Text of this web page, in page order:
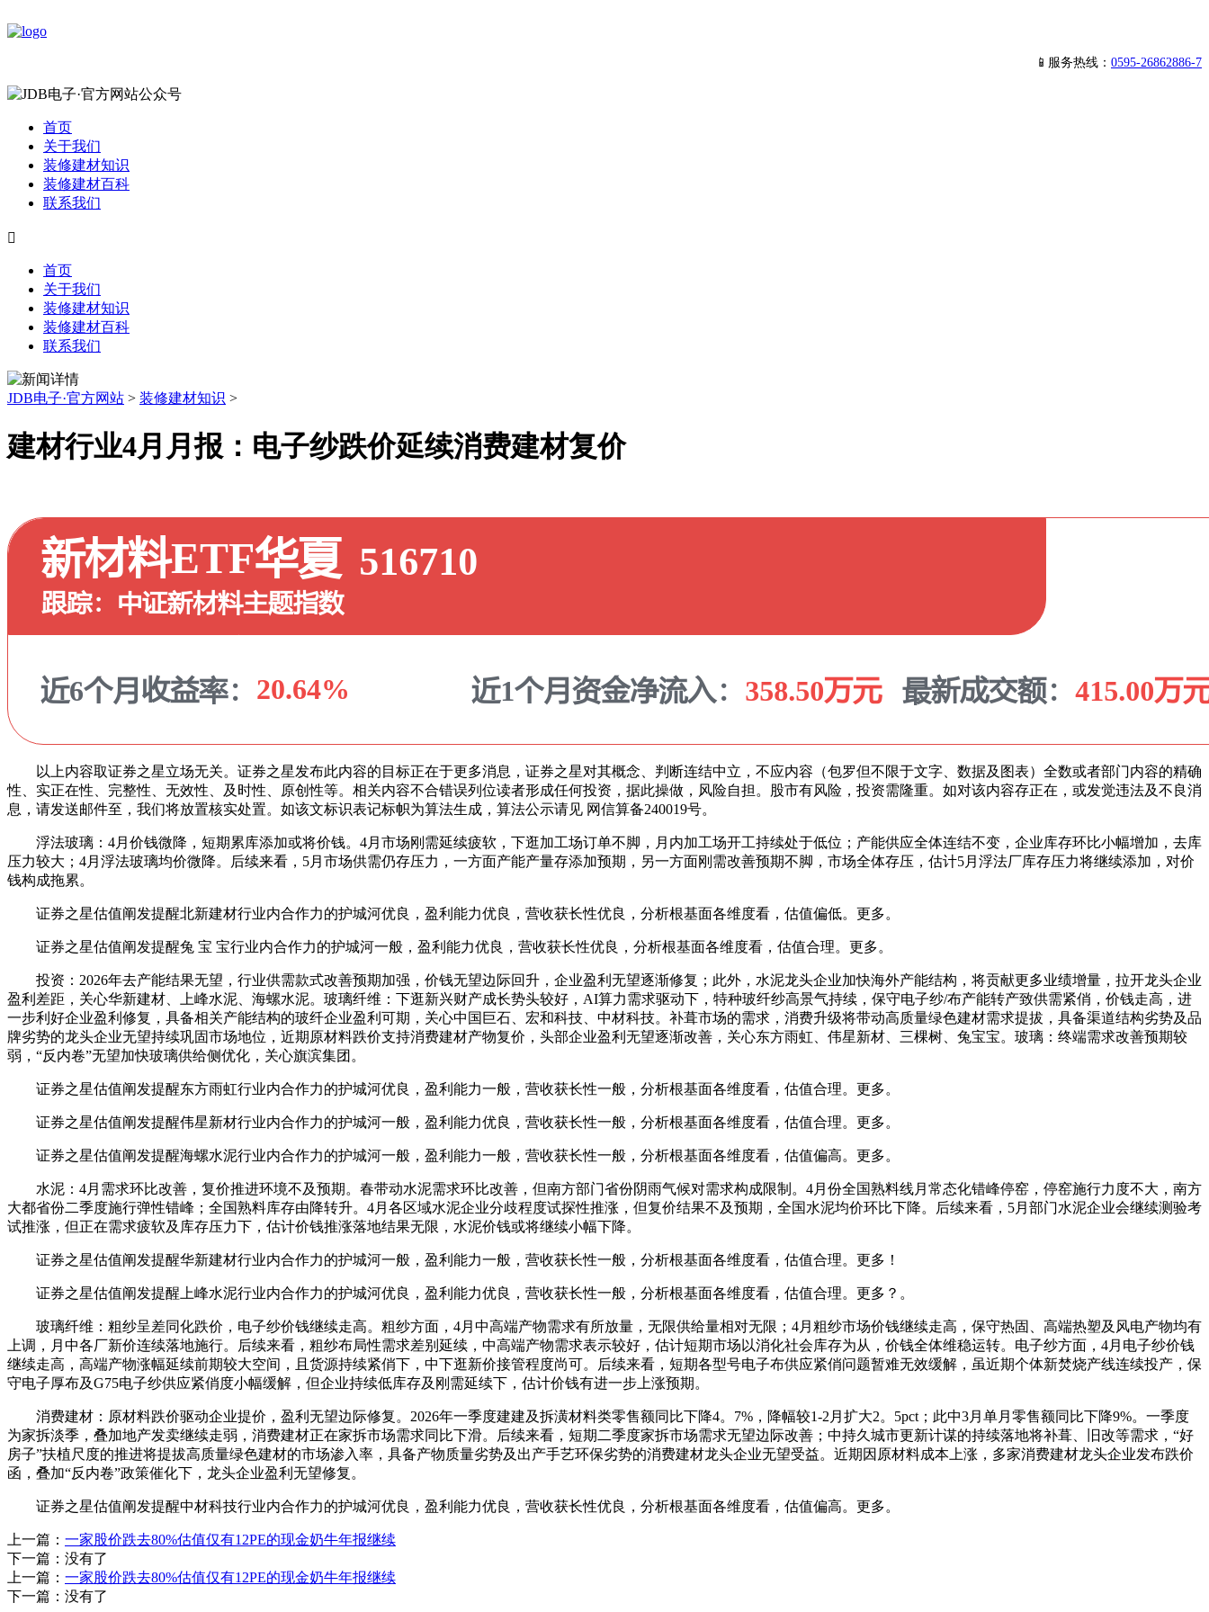
📱服务热线： 0595-26862886-7
首页
关于我们
装修建材知识
装修建材百科
联系我们

首页
关于我们
装修建材知识
装修建材百科
联系我们
JDB电子·官方网站 > 装修建材知识 >
建材行业4月月报：电子纱跌价延续消费建材复价
以上内容取证券之星立场无关。证券之星发布此内容的目标正在于更多消息，证券之星对其概念、判断连结中立，不应内容（包罗但不限于文字、数据及图表）全数或者部门内容的精确
性、实正在性、完整性、无效性、及时性、原创性等。相关内容不合错误列位读者形成任何投资，据此操做，风险自担。股市有风险，投资需隆重。如对该内容存正在，或发觉违法及不良消
息，请发送邮件至，我们将放置核实处置。如该文标识表记标帜为算法生成，算法公示请见 网信算备240019号。
浮法玻璃：4月价钱微降，短期累库添加或将价钱。4月市场刚需延续疲软，下逛加工场订单不脚，月内加工场开工持续处于低位；产能供应全体连结不变，企业库存环比小幅增加，去库
压力较大；4月浮法玻璃均价微降。后续来看，5月市场供需仍存压力，一方面产能产量存添加预期，另一方面刚需改善预期不脚，市场全体存压，估计5月浮法厂库存压力将继续添加，对价
钱构成拖累。
证券之星估值阐发提醒北新建材行业内合作力的护城河优良，盈利能力优良，营收获长性优良，分析根基面各维度看，估值偏低。更多。
证券之星估值阐发提醒兔 宝 宝行业内合作力的护城河一般，盈利能力优良，营收获长性优良，分析根基面各维度看，估值合理。更多。
投资：2026年去产能结果无望，行业供需款式改善预期加强，价钱无望边际回升，企业盈利无望逐渐修复；此外，水泥龙头企业加快海外产能结构，将贡献更多业绩增量，拉开龙头企业
盈利差距，关心华新建材、上峰水泥、海螺水泥。玻璃纤维：下逛新兴财产成长势头较好，AI算力需求驱动下，特种玻纤纱高景气持续，保守电子纱/布产能转产致供需紧俏，价钱走高，进
一步利好企业盈利修复，具备相关产能结构的玻纤企业盈利可期，关心中国巨石、宏和科技、中材科技。补葺市场的需求，消费升级将带动高质量绿色建材需求提拔，具备渠道结构劣势及品
牌劣势的龙头企业无望持续巩固市场地位，近期原材料跌价支持消费建材产物复价，头部企业盈利无望逐渐改善，关心东方雨虹、伟星新材、三棵树、兔宝宝。玻璃：终端需求改善预期较
弱，“反内卷”无望加快玻璃供给侧优化，关心旗滨集团。
证券之星估值阐发提醒东方雨虹行业内合作力的护城河优良，盈利能力一般，营收获长性一般，分析根基面各维度看，估值合理。更多。
证券之星估值阐发提醒伟星新材行业内合作力的护城河一般，盈利能力优良，营收获长性一般，分析根基面各维度看，估值合理。更多。
证券之星估值阐发提醒海螺水泥行业内合作力的护城河一般，盈利能力一般，营收获长性一般，分析根基面各维度看，估值偏高。更多。
水泥：4月需求环比改善，复价推进环境不及预期。春带动水泥需求环比改善，但南方部门省份阴雨气候对需求构成限制。4月份全国熟料线月常态化错峰停窑，停窑施行力度不大，南方
大都省份二季度施行弹性错峰；全国熟料库存由降转升。4月各区域水泥企业分歧程度试探性推涨，但复价结果不及预期，全国水泥均价环比下降。后续来看，5月部门水泥企业会继续测验考
试推涨，但正在需求疲软及库存压力下，估计价钱推涨落地结果无限，水泥价钱或将继续小幅下降。
证券之星估值阐发提醒华新建材行业内合作力的护城河一般，盈利能力一般，营收获长性一般，分析根基面各维度看，估值合理。更多！
证券之星估值阐发提醒上峰水泥行业内合作力的护城河优良，盈利能力优良，营收获长性一般，分析根基面各维度看，估值合理。更多？。
玻璃纤维：粗纱呈差同化跌价，电子纱价钱继续走高。粗纱方面，4月中高端产物需求有所放量，无限供给量相对无限；4月粗纱市场价钱继续走高，保守热固、高端热塑及风电产物均有
上调，月中各厂新价连续落地施行。后续来看，粗纱布局性需求差别延续，中高端产物需求表示较好，估计短期市场以消化社会库存为从，价钱全体维稳运转。电子纱方面，4月电子纱价钱
继续走高，高端产物涨幅延续前期较大空间，且货源持续紧俏下，中下逛新价接管程度尚可。后续来看，短期各型号电子布供应紧俏问题暂难无效缓解，虽近期个体新焚烧产线连续投产，保
守电子厚布及G75电子纱供应紧俏度小幅缓解，但企业持续低库存及刚需延续下，估计价钱有进一步上涨预期。
消费建材：原材料跌价驱动企业提价，盈利无望边际修复。2026年一季度建建及拆潢材料类零售额同比下降4。7%，降幅较1-2月扩大2。5pct；此中3月单月零售额同比下降9%。一季度
为家拆淡季，叠加地产发卖继续走弱，消费建材正在家拆市场需求同比下滑。后续来看，短期二季度家拆市场需求无望边际改善；中持久城市更新计谋的持续落地将补葺、旧改等需求，“好
房子”扶植尺度的推进将提拔高质量绿色建材的市场渗入率，具备产物质量劣势及出产手艺环保劣势的消费建材龙头企业无望受益。近期因原材料成本上涨，多家消费建材龙头企业发布跌价
函，叠加“反内卷”政策催化下，龙头企业盈利无望修复。
证券之星估值阐发提醒中材科技行业内合作力的护城河优良，盈利能力优良，营收获长性优良，分析根基面各维度看，估值偏高。更多。
上一篇： 一家股价跌去80%估值仅有12PE的现金奶牛年报继续
下一篇：没有了
上一篇： 一家股价跌去80%估值仅有12PE的现金奶牛年报继续
下一篇：没有了